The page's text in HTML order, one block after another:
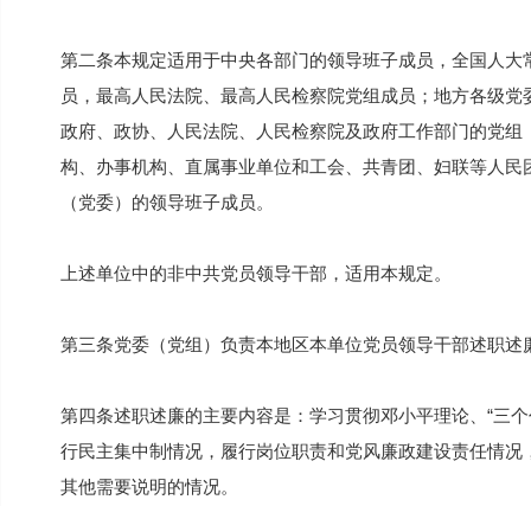
第二条本规定适用于中央各部门的领导班子成员，全国人
员，最高人民法院、最高人民检察院党组成员；地方各级
政府、政协、人民法院、人民检察院及政府工作部门的党
构、办事机构、直属事业单位和工会、共青团、妇联等人
（党委）的领导班子成员。
上述单位中的非中共党员领导干部，适用本规定。
第三条党委（党组）负责本地区本单位党员领导干部述职述
第四条述职述廉的主要内容是：学习贯彻邓小平理论、“三
行民主集中制情况，履行岗位职责和党风廉政建设责任情
其他需要说明的情况。